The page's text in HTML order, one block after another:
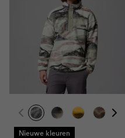
Nieuwe kleuren